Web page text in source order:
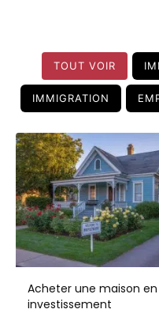
TOUT VOIR
IMMIGRATION
Acheter une maison en
investissement